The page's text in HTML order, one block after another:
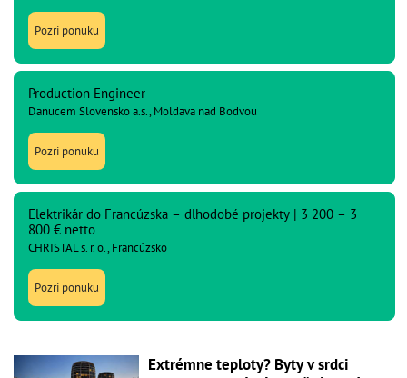
Pozri ponuku
Production Engineer
Danucem Slovensko a.s., Moldava nad Bodvou
Pozri ponuku
Elektrikár do Francúzska – dlhodobé projekty | 3 200 – 3
800 € netto
CHRISTAL s. r. o., Francúzsko
Pozri ponuku
Extrémne teploty? Byty v srdci